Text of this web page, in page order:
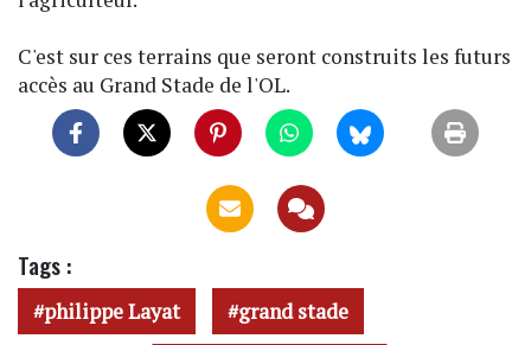
C'est sur ces terrains que seront construits les futurs
accès au Grand Stade de l'OL.
Tags :
philippe Layat grand stade